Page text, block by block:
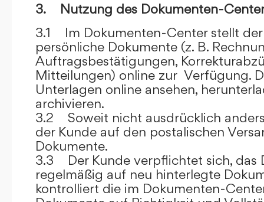
3. Nutzung des Dokumenten-
3.1 Im Dokumenten-Center stellt
persönliche Dokumente (z. B.
Auftragsbestätigungen,
Mitteilungen) online zur Verfügung.
Unterlagen online ansehen,
archivieren.
3.2 Soweit nicht ausdrücklich
der Kunde auf den postalischen
Dokumente.
3.3 Der Kunde verpflichtet sich, das
regelmäßig auf neu hinterlegte
kontrolliert die im Dokumenten-